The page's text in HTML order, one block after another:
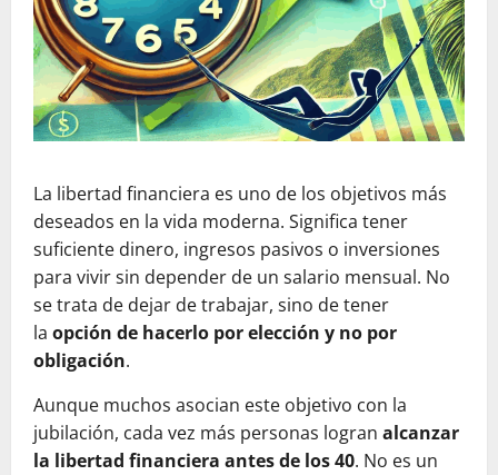
La libertad financiera es uno de los objetivos más
deseados en la vida moderna. Significa tener
suficiente dinero, ingresos pasivos o inversiones
para vivir sin depender de un salario mensual. No
se trata de dejar de trabajar, sino de tener
la opción de hacerlo por elección y no por
obligación.
Aunque muchos asocian este objetivo con la
jubilación, cada vez más personas logran alcanzar
la libertad financiera antes de los 40. No es un